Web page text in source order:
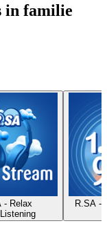
in familie
- Relax
R.SA -